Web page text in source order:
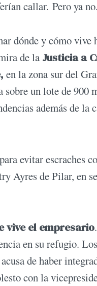
callar. Pero ya no.
dónde y cómo vive
de la Justicia a
en la zona sur del
sobre un lote de 900
además de la
evitar escraches
Ayres de Pilar, en
vive el empresario
en su refugio.
de haber
con la